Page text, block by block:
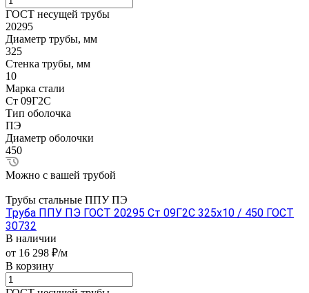
ГОСТ несущей трубы
20295
Диаметр трубы, мм
325
Стенка трубы, мм
10
Марка стали
Ст 09Г2С
Тип оболочка
ПЭ
Диаметр оболочки
450
Можно с вашей трубой
Трубы стальные ППУ ПЭ
Труба ППУ ПЭ ГОСТ 20295 Ст 09Г2С 325x10 / 450 ГОСТ
30732
В наличии
от 16 298 ₽/м
В корзину